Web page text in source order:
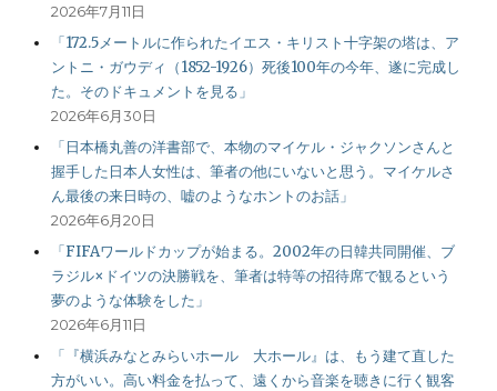
2026年7月11日
「172.5メートルに作られたイエス・キリスト十字架の塔は、ア
ントニ・ガウディ（1852-1926）死後100年の今年、遂に完成し
た。そのドキュメントを見る」
2026年6月30日
「日本橋丸善の洋書部で、本物のマイケル・ジャクソンさんと
握手した日本人女性は、筆者の他にいないと思う。マイケルさ
ん最後の来日時の、嘘のようなホントのお話」
2026年6月20日
「FIFAワールドカップが始まる。2002年の日韓共同開催、ブ
ラジル×ドイツの決勝戦を、筆者は特等の招待席で観るという
夢のような体験をした」
2026年6月11日
「『横浜みなとみらいホール 大ホール』は、もう建て直した
方がいい。高い料金を払って、遠くから音楽を聴きに行く観客